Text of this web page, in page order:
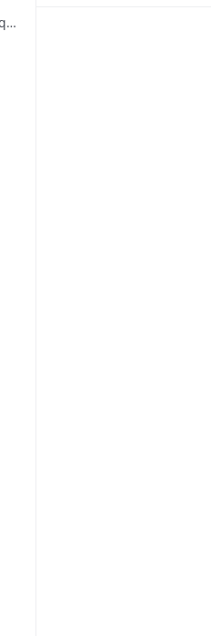
Registre d’inscription des demandes de recherche, indiquant le résultat de la recherche